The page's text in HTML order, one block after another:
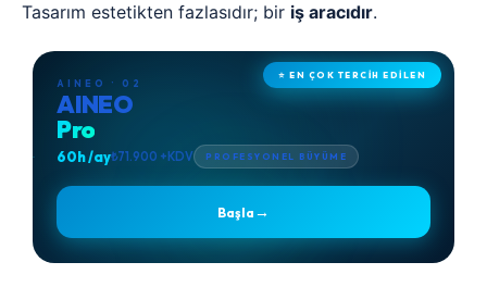
Tasarım estetikten fazlasıdır; bir iş aracıdır.
⭐ EN ÇOK TERCİH EDİLEN
AINEO · 02
AINEO
Pro
60h /ay₺71.900 +KDV PROFESYONEL BÜYÜME
Başla →